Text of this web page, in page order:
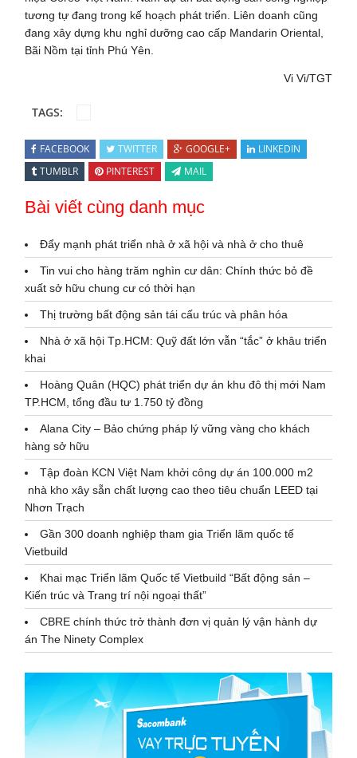
tương tự đang trong kế hoạch phát triển. Liên doanh cũng
đang xây dựng khu nghỉ dưỡng cao cấp Mandarin Oriental,
Bãi Nồm tại tỉnh Phú Yên.
Vi Vi/TGT
TAGS:
FACEBOOK TWITTER GOOGLE+
LINKEDIN
TUMBLR
PINTEREST MAIL
Bài viết cùng danh mục
Đẩy mạnh phát triển nhà ở xã hội và nhà ở cho thuê
Tin vui cho hàng trăm nghìn cư dân: Chính thức bỏ đề
xuất sở hữu chung cư có thời hạn
Thị trường bất động sản tái cấu trúc và phân hóa
Nhà ở xã hội Tp.HCM: Quỹ đất lớn vẫn “tắc” ở khâu triển
khai
Hoàng Quân (HQC) phát triển dự án khu đô thị mới Nam
TP.HCM, tổng đầu tư 1.750 tỷ đồng
Alana City – Bảo chứng pháp lý vững vàng cho khách
hàng sở hữu
Tập đoàn KCN Việt Nam khởi công dự án 100.000 m2
nhà kho xây sẵn chất lượng cao theo tiêu chuẩn LEED tại
Nhơn Trạch
Gần 300 doanh nghiệp tham gia Triển lãm quốc tế
Vietbuild
Khai mạc Triển lãm Quốc tế Vietbuild “Bất động sản –
Kiến trúc và Trang trí nội ngoại thất”
CBRE chính thức trở thành đơn vị quản lý vận hành dự
án The Ninety Complex